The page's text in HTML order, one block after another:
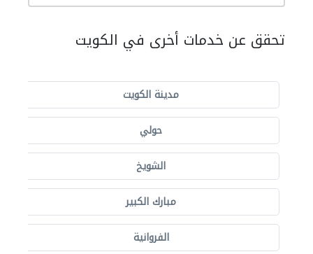
تحقق عن خدمات أخرى في الكويت
مدينة الكويت
حولي
الشويخ
مبارك الكبير
الفروانية